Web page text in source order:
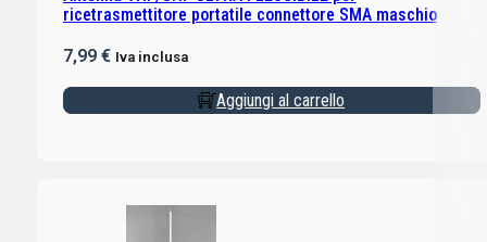
ricetrasmettitore portatile connettore SMA maschio
7,99 € Iva inclusa
Aggiungi al carrello